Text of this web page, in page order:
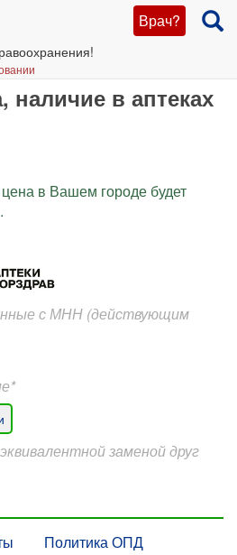
Врач?
наличие в аптеках
в Вашем городе будет
с МНН (действующим
заменой друг
Политика ОПД